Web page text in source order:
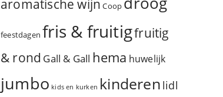
aromatische wijn Coop
feestdagen fris & fruitigfruitig
& rond Gall & Gall hema huwelijk
jumbo kids en kurken kinderen lidl